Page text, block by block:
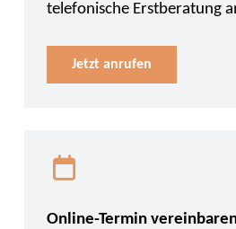
telefonische Erstberatung
Jetzt anrufen
Online-Termin